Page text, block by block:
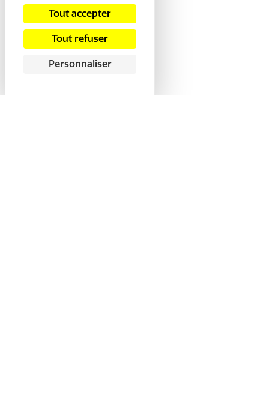
Tout accepter
Tout refuser
Personnaliser